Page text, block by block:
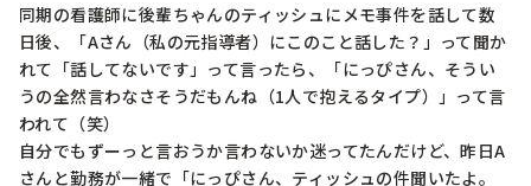
同期の看護師に後輩ちゃんのティッシュにメモ事件を話して数
日後、「Aさん（私の元指導者）にこのこと話した？」って聞か
れて「話してないです」って言ったら、「にっぴさん、そうい
うの全然言わなさそうだもんね（1人で抱えるタイプ）」って言
われて（笑）
自分でもずーっと言おうか言わないか迷ってたんだけど、昨日A
さんと勤務が一緒で「にっぴさん、ティッシュの件聞いたよ。